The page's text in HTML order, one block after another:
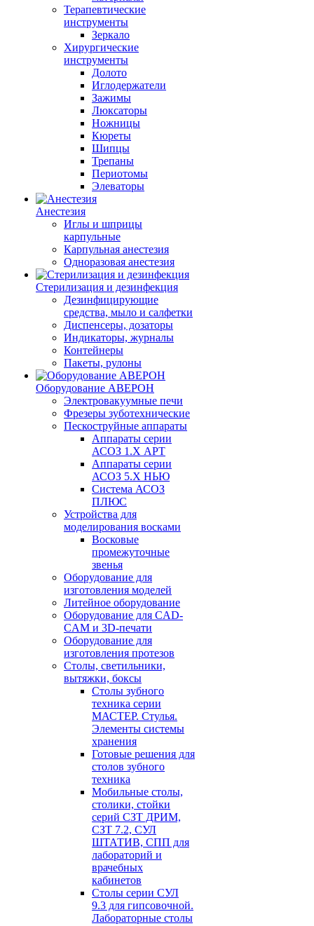
Терапевтические
инструменты
Зеркало
Хирургические
инструменты
Долото
Иглодержатели
Зажимы
Люксаторы
Ножницы
Кюреты
Шипцы
Трепаны
Периотомы
Элеваторы
Анестезия
Иглы и шприцы
карпульные
Карпульная анестезия
Одноразовая анестезия
Стерилизация и дезинфекция
Дезинфицирующие
средства, мыло и салфетки
Диспенсеры, дозаторы
Индикаторы, журналы
Контейнеры
Пакеты, рулоны
Оборудование АВЕРОН
Электровакуумные печи
Фрезеры зуботехнические
Пескоструйные аппараты
Аппараты серии
АСОЗ 1.Х АРТ
Аппараты серии
АСОЗ 5.Х НЬЮ
Система АСОЗ
ПЛЮС
Устройства для
моделирования восками
Восковые
промежуточные
звенья
Оборудование для
изготовления моделей
Литейное оборудование
Оборудование для CAD-
CAM и 3D-печати
Оборудование для
изготовления протезов
Cтолы, светильники,
вытяжки, боксы
Столы зубного
техника серии
МАСТЕР. Стулья.
Элементы системы
хранения
Готовые решения для
столов зубного
техника
Мобильные столы,
столики, стойки
серий СЗТ ДРИМ,
СЗТ 7.2, СУЛ
ШТАТИВ, СПП для
лабораторий и
врачебных
кабинетов
Столы серии СУЛ
9.3 для гипсовочной.
Лабораторные столы